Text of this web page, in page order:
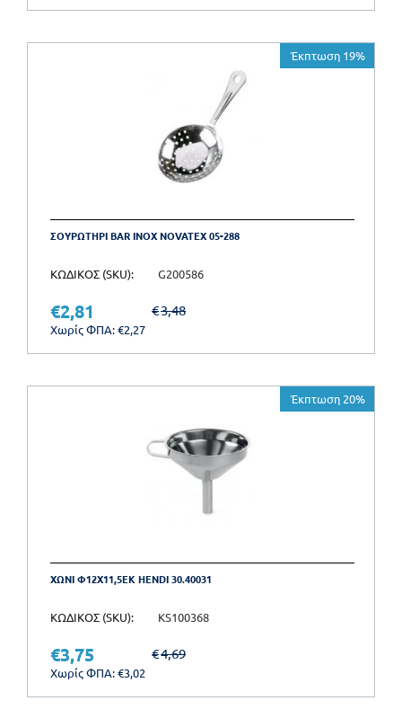
Έκπτωση 19%
ΣΟΥΡΩΤΗΡΙ BAR INOX NOVATEX 05-288
ΚΩΔΙΚΟΣ (SKU): G200586
€3,48
€2,81
Χωρίς ΦΠΑ:€2,27
Έκπτωση 20%
ΧΩΝΙ Φ12X11,5ΕΚ HENDI 30.40031
ΚΩΔΙΚΟΣ (SKU): KS100368
€4,69
€3,75
Χωρίς ΦΠΑ:€3,02